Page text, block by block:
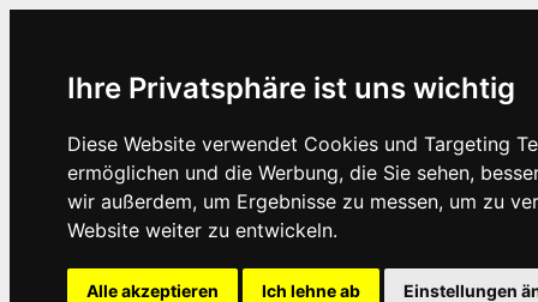
Ihre Privatsphäre ist uns wichtig
Diese Website verwendet Cookies und Targeting
ermöglichen und die Werbung, die Sie sehen,
wir außerdem, um Ergebnisse zu messen, um zu
Website weiter zu entwickeln.
Alle akzeptieren Ich lehne ab Einstellungen